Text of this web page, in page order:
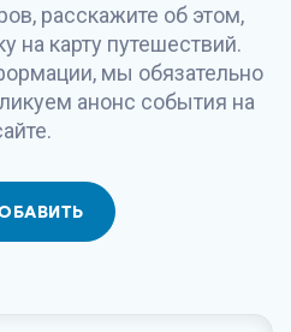
расскажите об этом,
на карту путешествий.
мы обязательно
анонс события на